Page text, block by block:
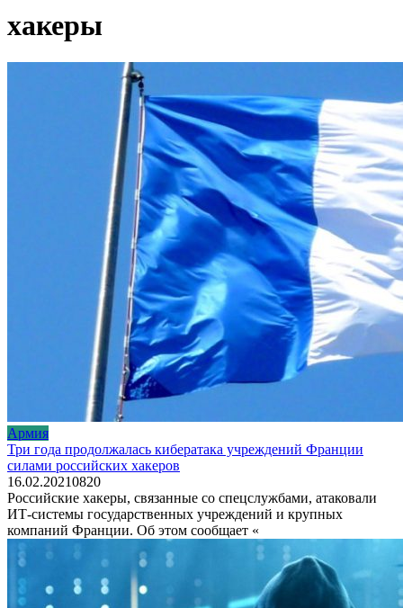
хакеры
Армия
Три года продолжалась кибератака учреждений Франции
силами российских хакеров
16.02.20210820
Российские хакеры, связанные со спецслужбами, атаковали
ИТ-системы государственных учреждений и крупных
компаний Франции. Об этом сообщает «